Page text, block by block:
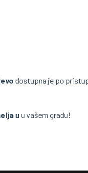
dostupna je po
u u vašem gradu!